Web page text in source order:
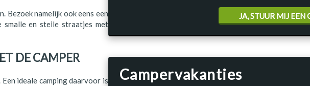
Bezoek namelijk ook eens een
en steile straatjes met
DE CAMPER
ideale camping daarvoor is
JA, STUUR MIJ EEN
Campervakanties